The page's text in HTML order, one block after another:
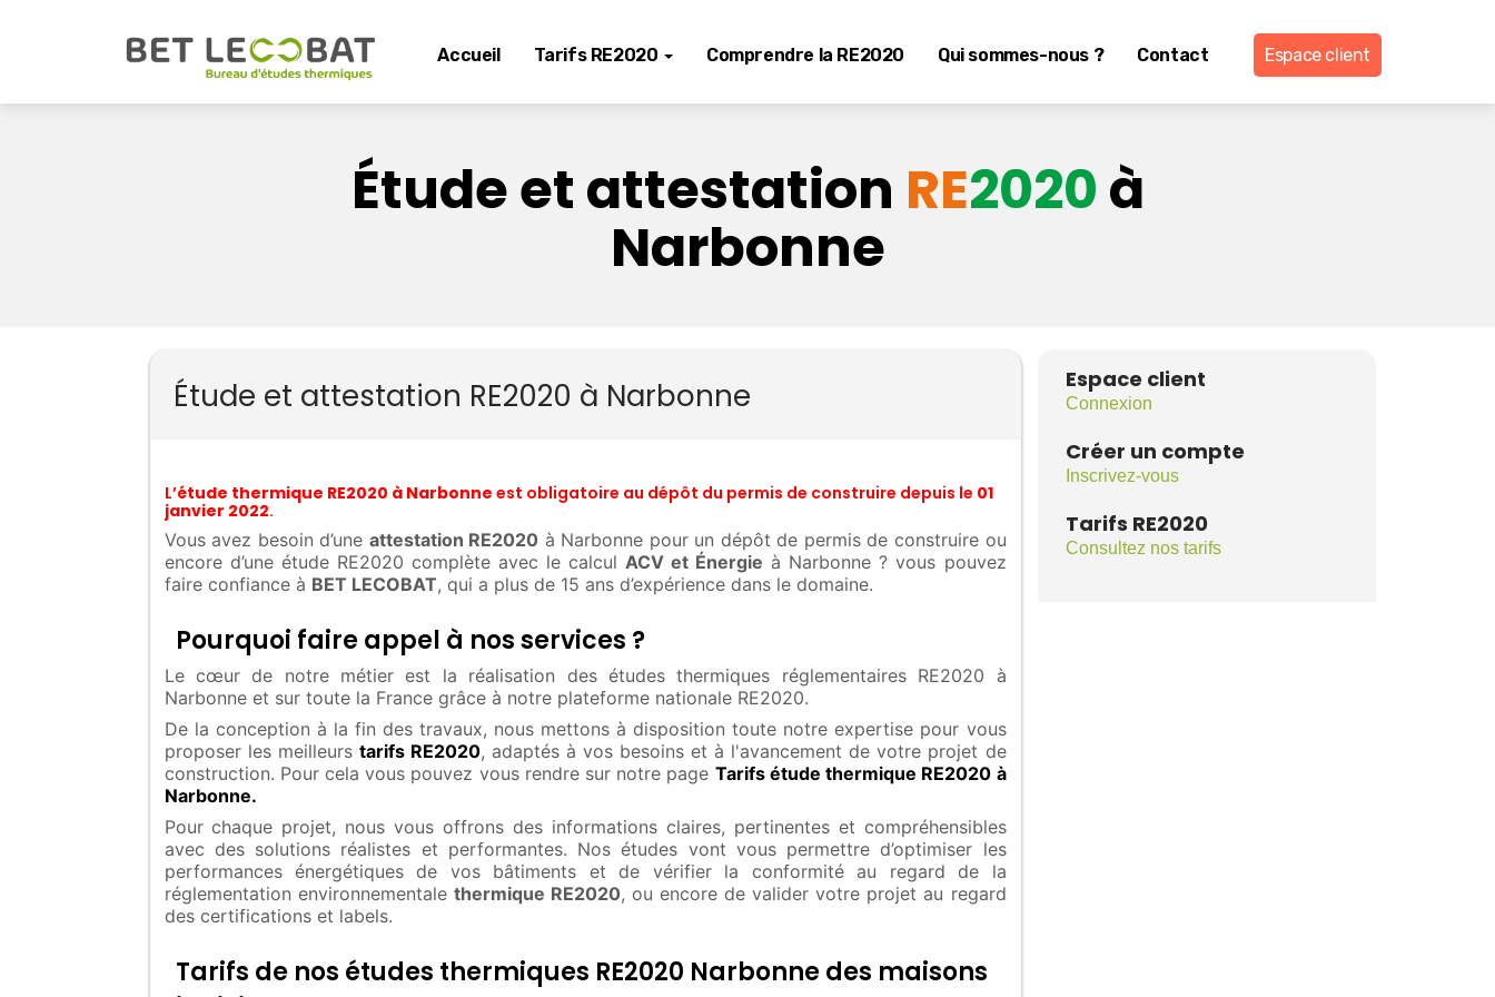
Accueil Tarifs RE2020 Comprendre la RE2020 Qui sommes-nous ? Contact Espace client
Étude et attestation RE2020à
Narbonne
Étude et attestation RE2020 à Narbonne
L’étude thermique RE2020 à Narbonne est obligatoire au dépôt du permis de construire depuis le 01
janvier 2022.
Vous avez besoin d’une attestation RE2020 à Narbonne pour un dépôt de permis de construire ou
encore d’une étude RE2020 complète avec le calculACV et Énergie à Narbonne ? vous pouvez
faire confiance à BET LECOBAT, qui a plus de 15 ans d’expérience dans le domaine.
Pourquoi faire appel à nos services ?
Le cœur de notre métier est la réalisation des études thermiques réglementaires RE2020 à
Narbonne et sur toute la France grâce à notre plateforme nationale RE2020.
De la conception à la fin des travaux, nous mettons à disposition toute notre expertise pour vous
proposer les meilleurs tarifs RE2020, adaptés à vos besoins et à l'avancement de votre projet de
construction. Pour cela vous pouvez vous rendre sur notre page Tarifs étude thermique RE2020 à
Narbonne.
Pour chaque projet, nous vous offrons des informations claires, pertinentes et compréhensibles
avec des solutions réalistes et performantes. Nos études vont vous permettre d’optimiser les
performances énergétiques de vos bâtiments et de vérifier la conformité au regard de la
réglementation environnementale thermique RE2020, ou encore de valider votre projet au regard
des certifications et labels.
Tarifs de nos études thermiques RE2020 Narbonne des maisons
Espace client
Connexion
Créer un compte
Inscrivez-vous
Tarifs RE2020
Consultez nos tarifs